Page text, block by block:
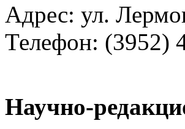
Адрес: ул.
Телефон: (3952)
Научно-